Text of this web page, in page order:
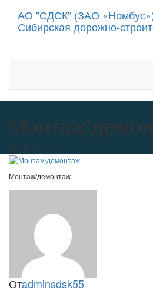
АО "СДСК" (ЗАО
Сибирская дорожно-
Монтаж/
Авг 2, 2019
Монтаж/демонтаж
Отadminsdsk55